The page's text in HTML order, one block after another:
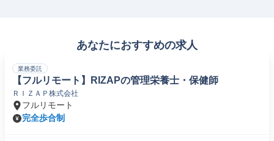
あなたにおすすめの求人
業務委託
【フルリモート】RIZAPの管理栄養士・保健師
ＲＩＺＡＰ株式会社
フルリモート
完全歩合制